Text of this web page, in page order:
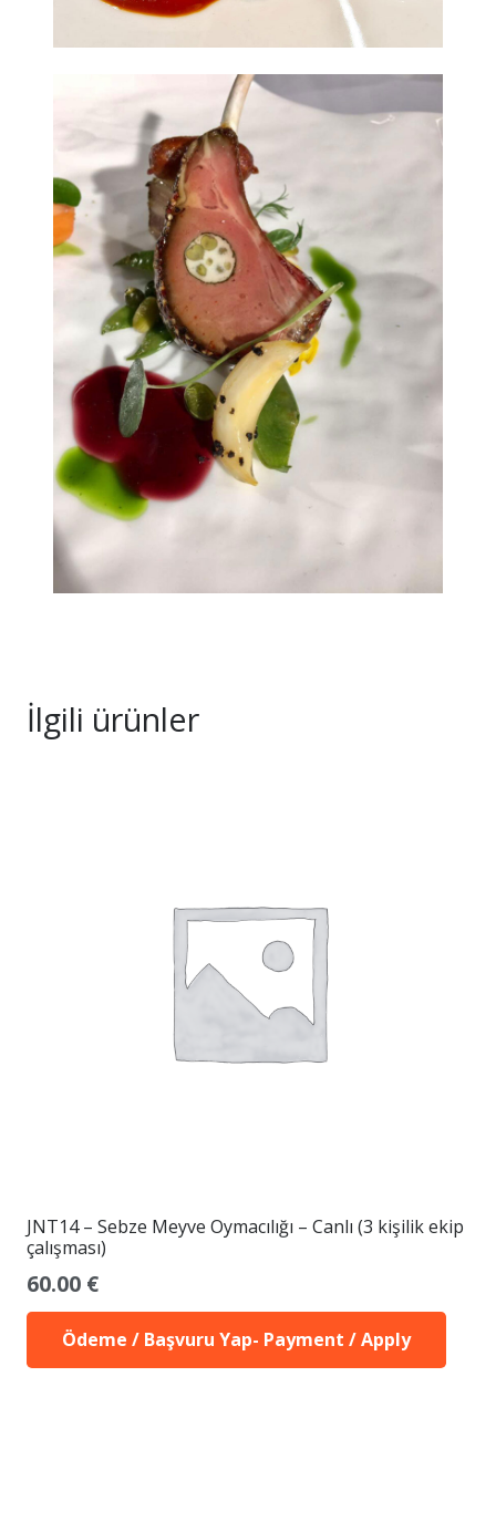
İlgili ürünler
JNT14 – Sebze Meyve Oymacılığı – Canlı (3 kişilik ekip
çalışması)
60.00 €
Ödeme / Başvuru Yap- Payment / Apply